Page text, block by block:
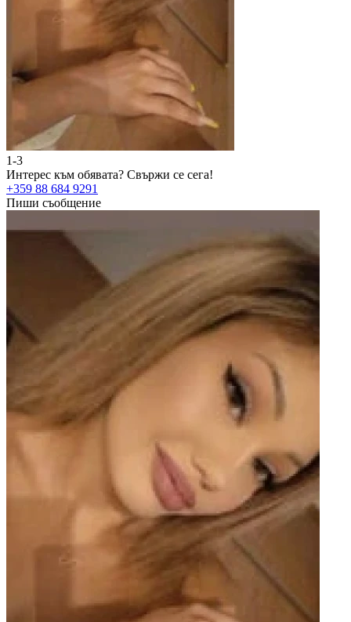
1-3
Интерес към обявата? Свържи се сега!
+359 88 684 9291
Пиши съобщение